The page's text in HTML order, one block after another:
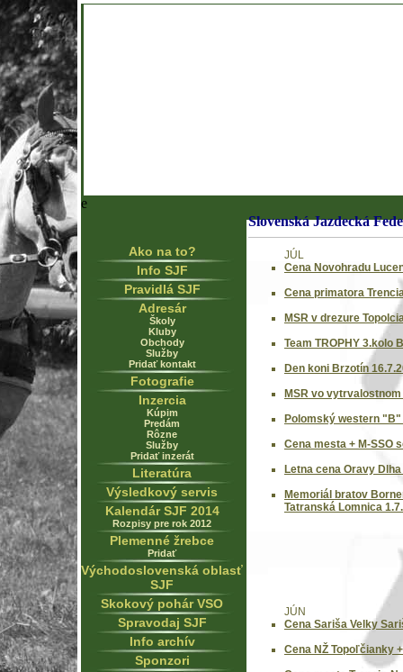
e
Ako na to?
Info SJF
Pravidlá SJF
Adresár
Školy
Kluby
Obchody
Služby
Pridať kontakt
Fotografie
Inzercia
Kúpim
Predám
Rôzne
Služby
Pridať inzerát
Literatúra
Výsledkový servis
Kalendár SJF 2014
Rozpisy pre rok 2012
Plemenné žrebce
Pridať
Východoslovenská oblasť
SJF
Skokový pohár VSO
Spravodaj SJF
Info archív
Sponzori
Slovenská Jazdecká
JÚL
Cena Novohradu
Cena primatora
MSR v drezure
Team TROPHY 3.kolo
Den koni Brzotín
MSR vo
Polomský western "B"
Cena mesta + M-SSO
Letna cena Oravy
Memoriál bratov
Tatranská Lomnica
JÚN
Cena Sariša Velky
Cena NŽ Topoľčianky